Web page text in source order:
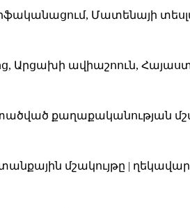
Մատենայի
Արցախի ավիաշոուն,
քաղաքականության
մշակույթը |